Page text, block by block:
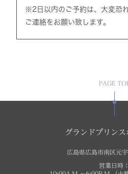
※2日以内のご予約は、大変恐
ご連絡をお願い致します。
PAGE
グランドプリンス
広島県広島市南区元
営業日時：